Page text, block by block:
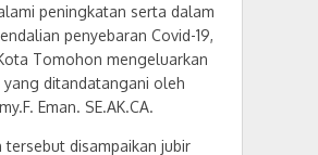
peningkatan serta dalam
penyebaran Covid-19,
Tomohon mengeluarkan
yang ditandatangani oleh
Eman. SE.AK.CA.
tersebut disampaikan jubir